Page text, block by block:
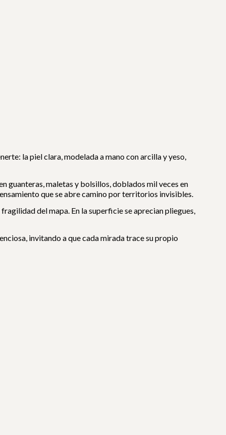
la piel clara, modelada a mano con arcilla y yeso,
guanteras, maletas y bolsillos, doblados mil veces en
que se abre camino por territorios invisibles.
del mapa. En la superficie se aprecian pliegues,
invitando a que cada mirada trace su propio